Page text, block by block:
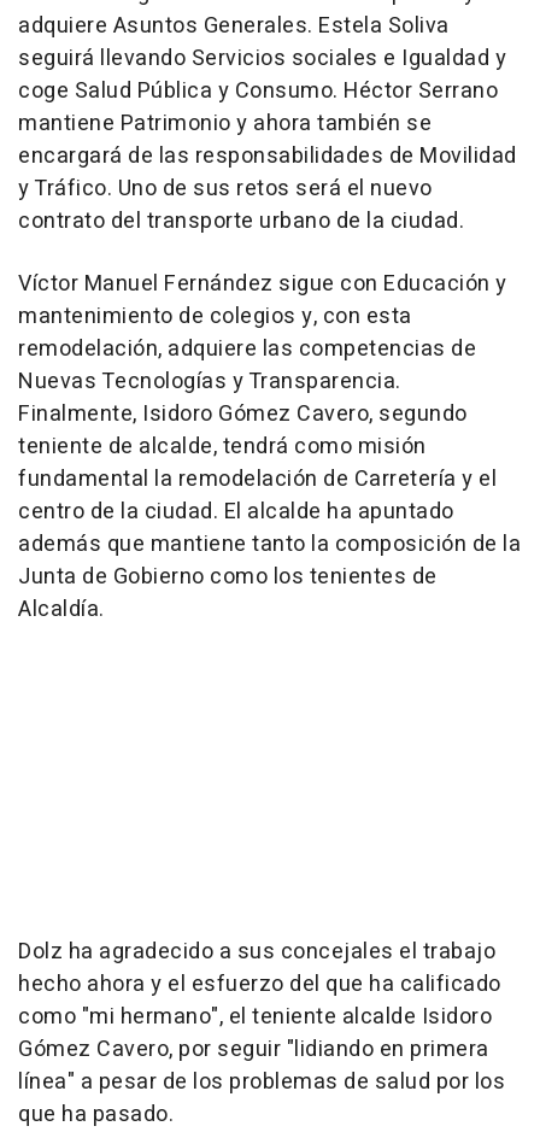
adquiere Asuntos Generales. Estela Soliva
seguirá llevando Servicios sociales e Igualdad y
coge Salud Pública y Consumo. Héctor Serrano
mantiene Patrimonio y ahora también se
encargará de las responsabilidades de Movilidad
y Tráfico. Uno de sus retos será el nuevo
contrato del transporte urbano de la ciudad.
Víctor Manuel Fernández sigue con Educación y
mantenimiento de colegios y, con esta
remodelación, adquiere las competencias de
Nuevas Tecnologías y Transparencia.
Finalmente, Isidoro Gómez Cavero, segundo
teniente de alcalde, tendrá como misión
fundamental la remodelación de Carretería y el
centro de la ciudad. El alcalde ha apuntado
además que mantiene tanto la composición de la
Junta de Gobierno como los tenientes de
Alcaldía.
Dolz ha agradecido a sus concejales el trabajo
hecho ahora y el esfuerzo del que ha calificado
como "mi hermano", el teniente alcalde Isidoro
Gómez Cavero, por seguir "lidiando en primera
línea" a pesar de los problemas de salud por los
que ha pasado.